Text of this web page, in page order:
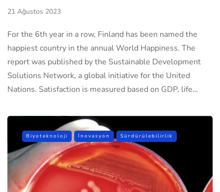
21 Ağustos 2023
For the 6th year in a row, Finland has been named the
happiest country in the annual World Happiness. The
report was published by the Sustainable Development
Solutions Network, a global initiative for the United
Nations. Satisfaction is measured based on GDP, life…
Biyoteknoloji İnovasyon Sürdürülebilirlik